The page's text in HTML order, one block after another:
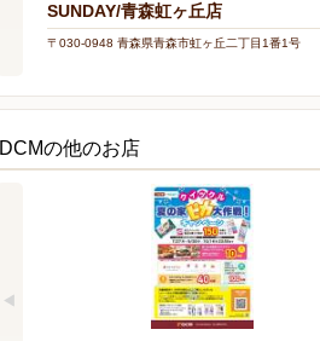
SUNDAY/青森虹ヶ丘店
〒030-0948 青森県青森市虹ヶ丘二丁目1番1号
DCMの他のお店